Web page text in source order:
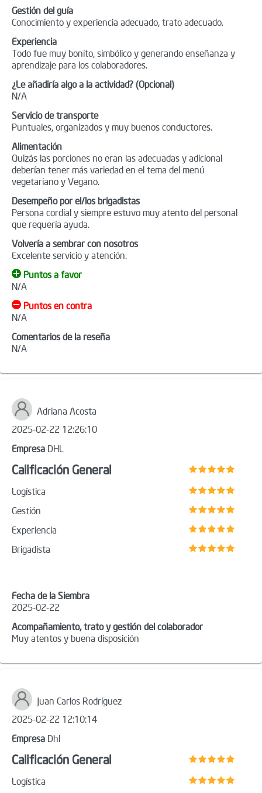
Gestión del guía
Conocimiento y experiencia adecuado, trato adecuado.
Experiencia
Todo fue muy bonito, simbólico y generando enseñanza y
aprendizaje para los colaboradores.
¿Le añadiría algo a la actividad? (Opcional)
N/A
Servicio de transporte
Puntuales, organizados y muy buenos conductores.
Alimentación
Quizás las porciones no eran las adecuadas y adicional
deberían tener más variedad en el tema del menú
vegetariano y Vegano.
Desempeño por el/los brigadistas
Persona cordial y siempre estuvo muy atento del personal
que requería ayuda.
Volvería a sembrar con nosotros
Excelente servicio y atención.
Puntos a favor
N/A
Puntos en contra
N/A
Comentarios de la reseña
N/A
Adriana Acosta
2025-02-22 12:26:10
Empresa DHL
Calificación General
Logística
Gestión
Experiencia
Brigadista
Fecha de la Siembra
2025-02-22
Acompañamiento, trato y gestión del colaborador
Muy atentos y buena disposición
Juan Carlos Rodríguez
2025-02-22 12:10:14
Empresa Dhl
Calificación General
Logística